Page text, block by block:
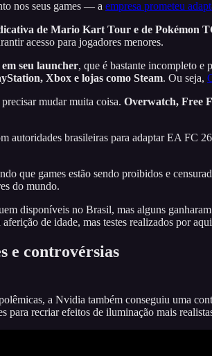
nos seus games — a empresa prometeu
de Mario Kart Tour e de Pokémon
acesso para jogadores menores.
seu launcher, que é bastante incompleto e
Xbox e lojas como Steam. Ou seja,
mudar muita coisa. Overwatch, Free
autoridades brasileiras para adaptar EA FC
que games estão sendo proibidos e
do mundo.
disponíveis no Brasil, mas alguns
de idade, mas testes realizados por
e controvérsias
a Nvidia também conseguiu uma
para recriar efeitos de iluminação mais